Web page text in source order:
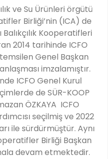
ve Su Ürünleri örgütü
Birliği’nin (ICA) de
Kooperatifleri
2014 tarihinde ICFO
temsilen Genel Başkan
imzalamıştır.
ICFO Genel Kurul
de SÜR-KOOP
ÖZKAYA ICFO
seçilmiş ve 2022
ile sürdürmüştür. Aynı
Birliği Başkan
devam etmektedir.